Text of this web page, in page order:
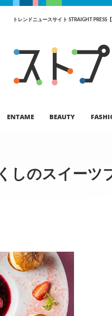
トレンドニュースサイト STRAIGHT PRESS
ENTAME BEAUTY
しのスイーツ